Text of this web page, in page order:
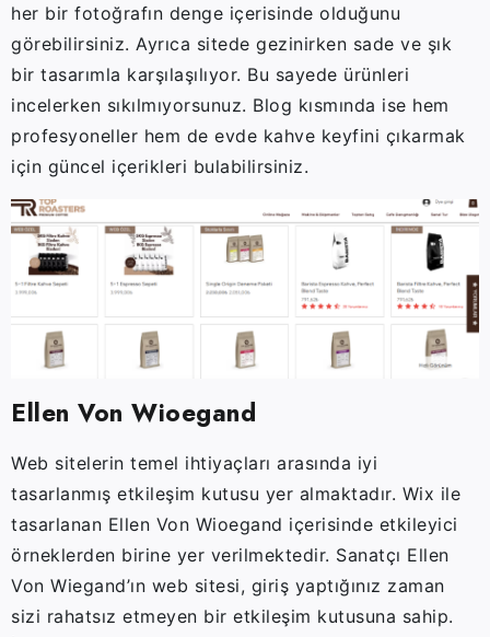
her bir fotoğrafın denge içerisinde olduğunu
görebilirsiniz. Ayrıca sitede gezinirken sade ve şık
bir tasarımla karşılaşılıyor. Bu sayede ürünleri
incelerken sıkılmıyorsunuz. Blog kısmında ise hem
profesyoneller hem de evde kahve keyfini çıkarmak
için güncel içerikleri bulabilirsiniz.
Ellen Von Wioegand
Web sitelerin temel ihtiyaçları arasında iyi
tasarlanmış etkileşim kutusu yer almaktadır. Wix ile
tasarlanan Ellen Von Wioegand içerisinde etkileyici
örneklerden birine yer verilmektedir. Sanatçı Ellen
Von Wiegand’ın web sitesi, giriş yaptığınız zaman
sizi rahatsız etmeyen bir etkileşim kutusuna sahip.